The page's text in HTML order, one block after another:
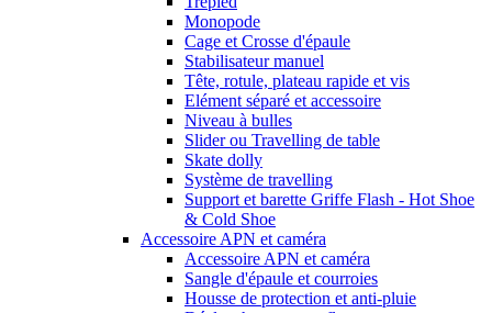
Monopode
Cage et Crosse d'épaule
Stabilisateur manuel
Tête, rotule, plateau rapide et vis
Elément séparé et accessoire
Niveau à bulles
Slider ou Travelling de table
Skate dolly
Système de travelling
Support et barette Griffe Flash - Hot Shoe
& Cold Shoe
Accessoire APN et caméra
Accessoire APN et caméra
Sangle d'épaule et courroies
Housse de protection et anti-pluie